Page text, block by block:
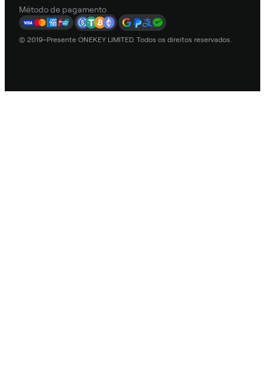
Método de pagamento
© 2019–Presente ONEKEY LIMITED. Todos os direitos reservados.